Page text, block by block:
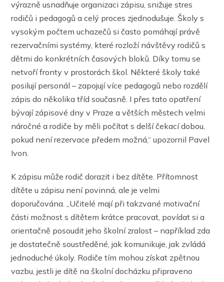
výrazně usnadňuje organizaci zápisu, snižuje stres
rodičů i pedagogů a celý proces zjednodušuje. Školy s
vysokým počtem uchazečů si často pomáhají právě
rezervačními systémy, které rozloží návštěvy rodičů s
dětmi do konkrétních časových bloků. Díky tomu se
netvoří fronty v prostorách škol. Některé školy také
posilují personál – zapojují více pedagogů nebo rozdělí
zápis do několika tříd současně. I přes tato opatření
bývají zápisové dny v Praze a větších městech velmi
náročné a rodiče by měli počítat s delší čekací dobou,
pokud není rezervace předem možná,“ upozornil Pavel
Ivon.
K zápisu může rodič dorazit i bez dítěte. Přítomnost
dítěte u zápisu není povinná, ale je velmi
doporučována. „Učitelé mají při takzvané motivační
části možnost s dítětem krátce pracovat, povídat si a
orientačně posoudit jeho školní zralost – například zda
je dostatečně soustředěné, jak komunikuje, jak zvládá
jednoduché úkoly. Rodiče tím mohou získat zpětnou
vazbu, jestli je dítě na školní docházku připraveno